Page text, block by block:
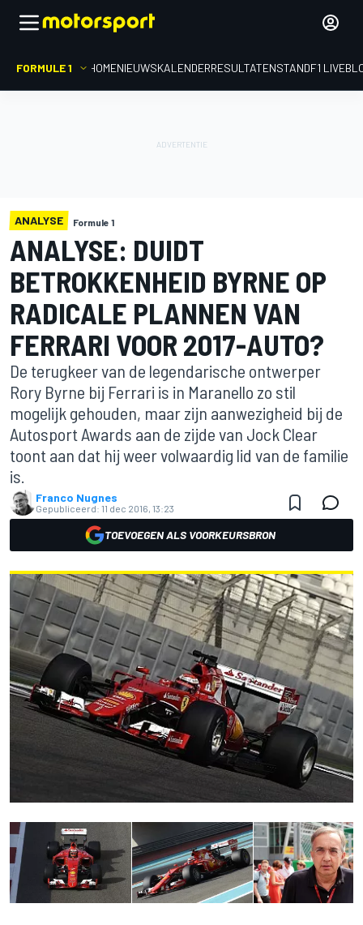
FORMULE 1 HOMENIEUWSKALENDERRESULTATENSTANDF1
ANALYSE Formule 1
ANALYSE: DUIDT
BETROKKENHEID BYRNE OP
RADICALE PLANNEN VAN
FERRARI VOOR 2017-AUTO?
De terugkeer van de legendarische ontwerper
Rory Byrne bij Ferrari is in Maranello zo stil
mogelijk gehouden, maar zijn aanwezigheid bij de
Autosport Awards aan de zijde van Jock Clear
toont aan dat hij weer volwaardig lid van de familie
is.
Franco Nugnes
Gepubliceerd: 11 dec 2016, 13:23
TOEVOEGEN ALS VOORKEURSBRON